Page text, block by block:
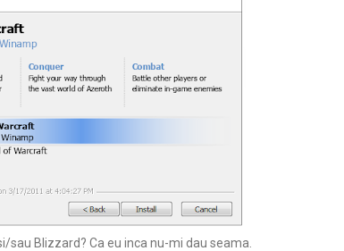
Blizzard? Ca eu inca nu-mi dau seama.